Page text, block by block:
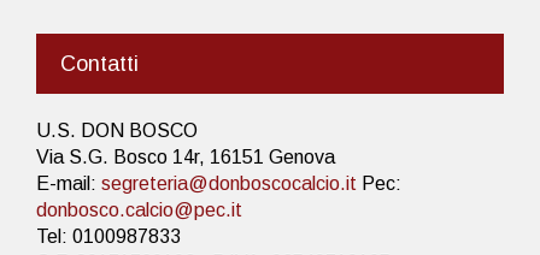
Contatti
U.S. DON BOSCO
Via S.G. Bosco 14r, 16151 Genova
E-mail: segreteria@donboscocalcio.it Pec:
donbosco.calcio@pec.it
Tel: 0100987833